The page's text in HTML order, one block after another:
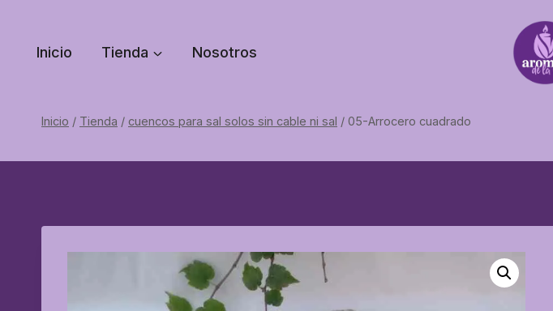
contenido
Inicio Tienda Nosotros
Inicio / Tienda / cuencos para sal solos sin cable ni sal / 05-Arrocero cuadrado